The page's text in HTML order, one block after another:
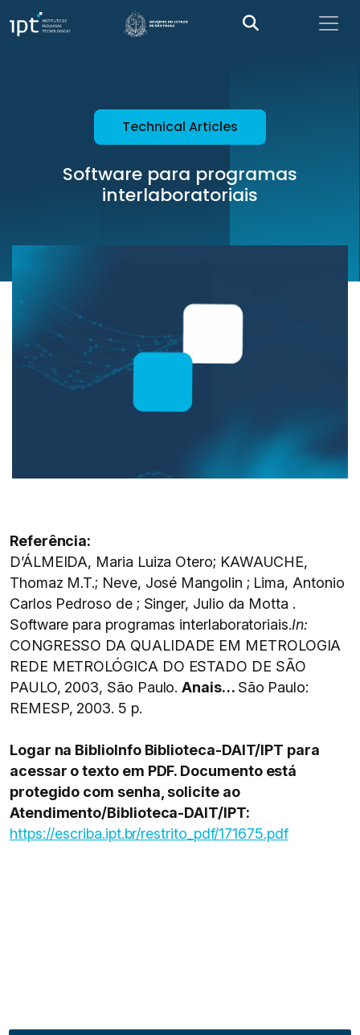
Technical Articles
Software para programas
interlaboratoriais
Referência:
D’ÁLMEIDA, Maria Luiza Otero; KAWAUCHE,
Thomaz M.T.; Neve, José Mangolin ; Lima, Antonio
Carlos Pedroso de ; Singer, Julio da Motta .
Software para programas interlaboratoriais.In:
CONGRESSO DA QUALIDADE EM METROLOGIA
REDE METROLÓGICA DO ESTADO DE SÃO
PAULO, 2003, São Paulo.Anais… São Paulo:
REMESP, 2003. 5 p.
Logar na BiblioInfo Biblioteca-DAIT/IPT para
acessar o texto em PDF. Documento está
protegido com senha, solicite ao
Atendimento/Biblioteca-DAIT/IPT:
https://escriba.ipt.br/restrito_pdf/171675.pdf